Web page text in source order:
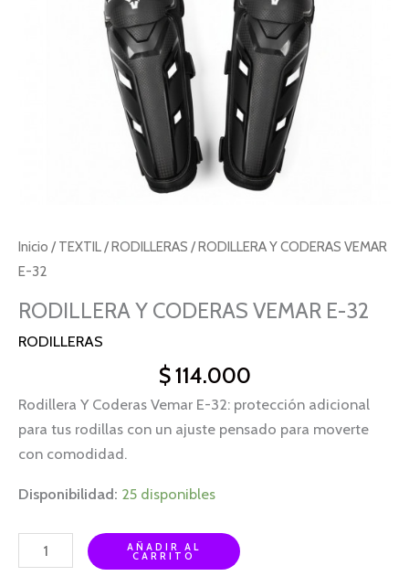
Inicio / TEXTIL/RODILLERAS / RODILLERA Y CODERAS VEMAR
E-32
RODILLERA Y CODERAS VEMAR E-32
RODILLERAS
$114.000
Rodillera Y Coderas Vemar E-32: protección adicional
para tus rodillas con un ajuste pensado para moverte
con comodidad.
Disponibilidad: 25 disponibles
AÑADIR AL
CARRITO